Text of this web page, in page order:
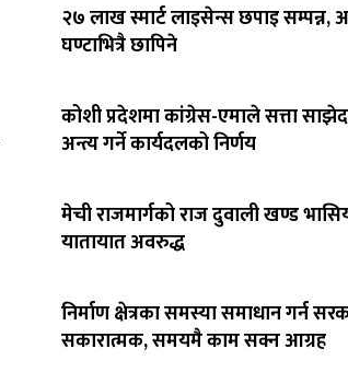
२७ लाख स्मार्ट लाइसेन्स छपाइ सम्पन्न,
घण्टाभित्रै छापिने
कोशी प्रदेशमा कांग्रेस-एमाले सत्ता
अन्त्य गर्ने कार्यदलको निर्णय
मेची राजमार्गको राज दुवाली खण्ड
यातायात अवरुद्ध
निर्माण क्षेत्रका समस्या समाधान गर्न
सकारात्मक, समयमै काम सक्न आग्रह